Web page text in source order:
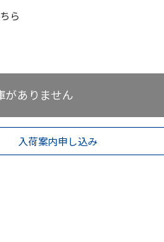
ら
がありません
入荷案内申し込み